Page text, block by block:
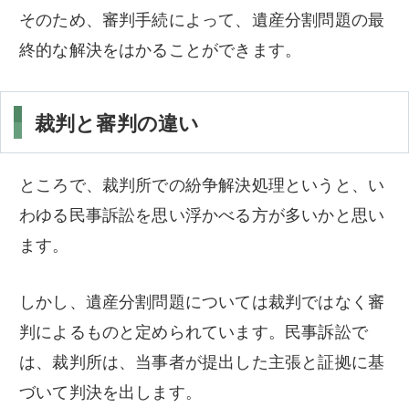
そのため、審判手続によって、遺産分割問題の最
終的な解決をはかることができます。
裁判と審判の違い
ところで、裁判所での紛争解決処理というと、い
わゆる民事訴訟を思い浮かべる方が多いかと思い
ます。
しかし、遺産分割問題については裁判ではなく審
判によるものと定められています。民事訴訟で
は、裁判所は、当事者が提出した主張と証拠に基
づいて判決を出します。